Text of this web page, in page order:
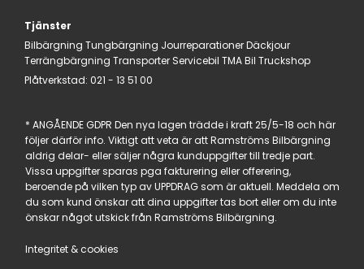
Tjänster
Bilbärgning Tungbärgning JourreparationerDäckjour
Terrängbärgning Transporter Servicebil TMA Bil Truckshop
Plåtverkstad: 021 - 13 51 00
* ANGÅENDE GDPR Den nya lagen trädde i kraft 25/5-18 och här
följer därför info. Viktigt att veta är att Ramströms Bilbärgning
aldrig delar- eller säljer några kunduppgifter till tredje part.
Vissa uppgifter sparas pga fakturering eller offerering,
beroende på vilken typ av UPPDRAG som är aktuell. Meddela om
du som kund önskar att dina uppgifter tas bort eller om du inte
önskar något utskick från Ramströms Bilbärgning.
Integritet & cookies